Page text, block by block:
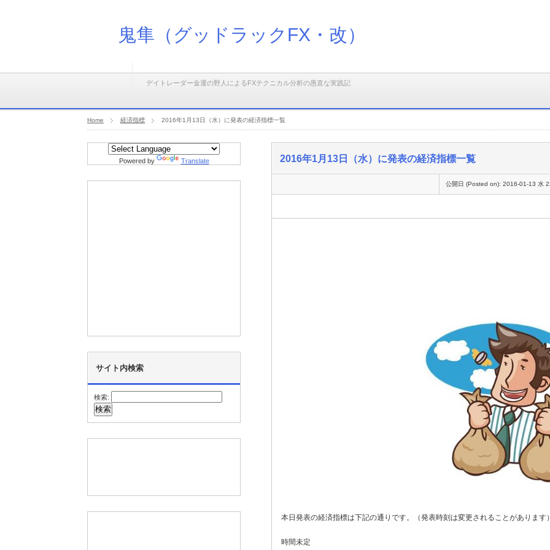
鬼隼（グッドラックFX・改）
デイトレーダー金運の野人によるFXテクニカル分析の愚直な実践記
Home 経済指標 2016年1月13日（水）に発表の経済指標一覧
2016年1月13日（水）に発表の経済指標一覧
公開日 (Posted on): 2016-01-13 水
本日発表の経済指標は下記の通りです。（発表時刻は変更されることがあります
時間未定
Powered by Translate
サイト内検索
検索: